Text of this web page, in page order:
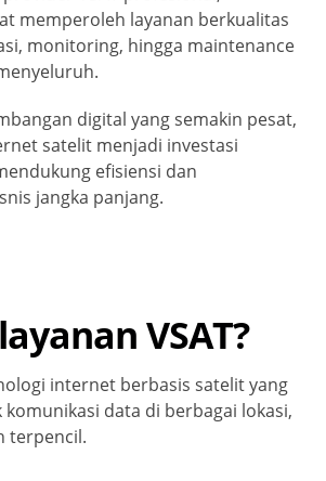
memperoleh layanan berkualitas
monitoring, hingga maintenance
digital yang semakin pesat,
satelit menjadi investasi
efisiensi dan
jangka panjang.
VSAT?
internet berbasis satelit yang
data di berbagai lokasi,
terpencil.